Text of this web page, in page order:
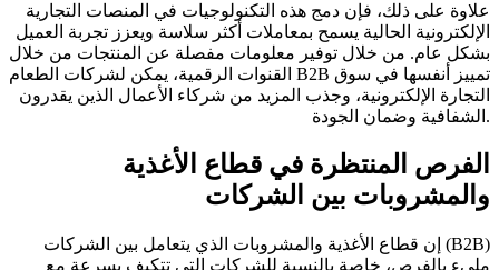
علاوة على ذلك، فإن دمج هذه التكنولوجيات في المنصات التجارية
الإلكترونية الحالية يسمح بمعاملات أكثر سلاسة ويعزز تجربة العميل
بشكل عام. من خلال توفير معلومات مفصلة عن المنتجات من خلال
القنوات الرقمية، يمكن لشركات الطعام B2B تمييز أنفسها في سوق
التجارة الإلكترونية، وجذب المزيد من شركاء الأعمال الذين يقدرون
الشفافية وضمان الجودة.
الفرص المنتظرة في قطاع الأغذية
والمشروبات بين الشركات
إن قطاع الأغذية والمشروبات الذي يتعامل بين الشركات (B2B)
مليء بالفرص، خاصة بالنسبة للشركات التي تتكيف بسرعة مع